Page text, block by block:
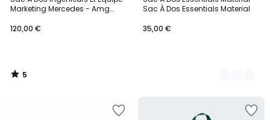
Marketing Mercedes - Amg
Ingénieurs Et Équipe Marketing
120,00 €
5
5
/
Sac À Dos Essentials Material
35,00 €
Couleurs